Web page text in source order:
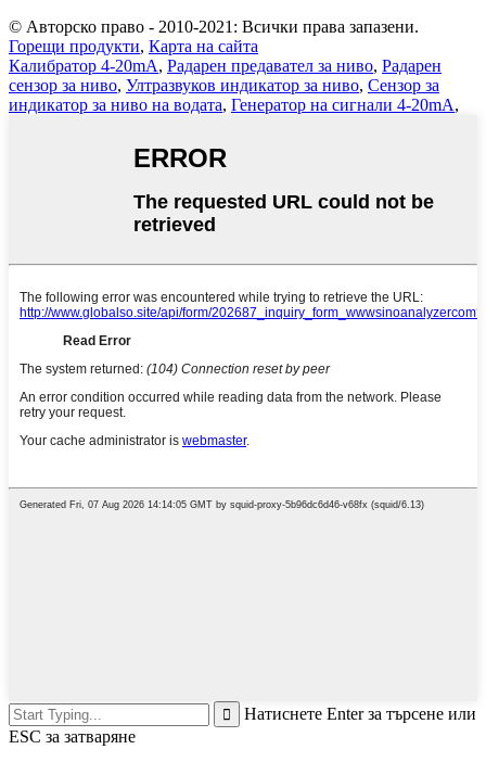
© Авторско право - 2010-2021: Всички права запазени.
Горещи продукти, Карта на сайта
Калибратор 4-20mA, Радарен предавател за ниво, Радарен
сензор за ниво, Ултразвуков индикатор за ниво, Сензор за
индикатор за ниво на водата, Генератор на сигнали 4-20mA,
Натиснете Enter за търсене или
ESC за затваряне